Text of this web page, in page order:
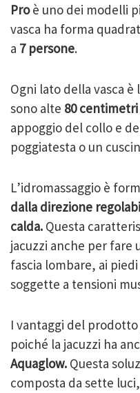
Proè uno dei modelli
vasca ha forma
a 7 persone.
Ogni lato della vasca è
sono alte 80 centimetri
appoggio del collo e
poggiatesta o un
L’idromassaggio è
dalla direzione
calda. Questa
jacuzzi anche per fare
fascia lombare, ai
soggette a tensioni
I vantaggi del
poiché la jacuzzi ha
Aquaglow. Questa
composta da sette